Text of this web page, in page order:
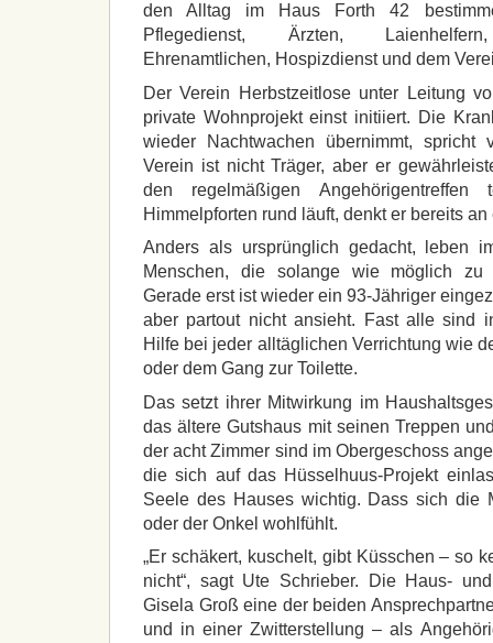
den Alltag im Haus Forth 42
Pflegedienst, Ärzten, Laienhelfern,
Ehrenamtlichen, Hospizdienst und dem
Der Verein Herbstzeitlose unter Leitung
private Wohnprojekt einst initiiert. Die
wieder Nachtwachen übernimmt, spricht
Verein ist nicht Träger, aber er
den regelmäßigen
Himmelpforten rund läuft, denkt er bereits
Anders als ursprünglich gedacht, leben
Menschen, die solange wie möglich zu
Gerade erst ist wieder ein 93-Jähriger
aber partout nicht ansieht. Fast alle sind
Hilfe bei jeder alltäglichen Verrichtung wie
oder dem Gang zur Toilette.
Das setzt ihrer Mitwirkung im
das ältere Gutshaus mit seinen Treppen
der acht Zimmer sind im Obergeschoss
die sich auf das Hüsselhuus-Projekt
Seele des Hauses wichtig. Dass sich die
oder der Onkel wohlfühlt.
„Er schäkert, kuschelt, gibt Küsschen – so
nicht“, sagt Ute Schrieber. Die Haus-
Gisela Groß eine der beiden
und in einer Zwitterstellung – als